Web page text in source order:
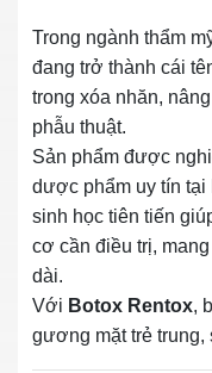
Trong ngành thẩm
đang trở thành cái
trong xóa nhăn,
phẫu thuật.
Sản phẩm được
dược phẩm uy tín tại
sinh học tiên tiến
cơ cần điều trị,
dài.
Với Botox Rentox,
gương mặt trẻ trung,